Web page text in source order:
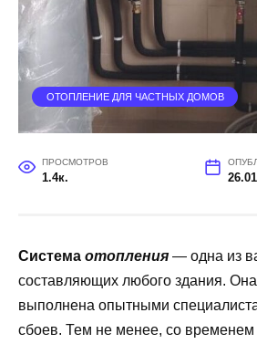
ОТОПЛЕНИЕ ДЛЯ ЧАСТНЫХ ДОМОВ
ПРОСМОТРОВ
1.4к.
Система отопления — одна из
составляющих любого здания.
выполнена опытными
сбоев. Тем не менее, со